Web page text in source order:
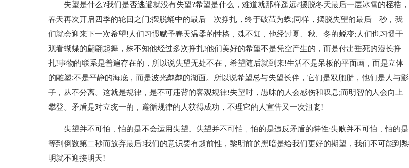
失望是什么?我们是否逃避就没有失望?希望是什么，难道就那样遥远?摆脱冬天最后一层冰雪的桎梏，
春天再次开启四季的轮回之门;摆脱蛹中的最后一次挣扎，终于破茧为蝶;同样，摆脱失望的最后一秒，我
们就会迎来下一次希望!人们习惯赋予春天温柔的性格，殊不知，他经过夏、秋、冬的蜕变;人们也习惯于
观看蝴蝶的翩翩起舞，殊不知他经过多次挣扎!他们美好的希望不是凭空产生的，而是付出垂死的漫长挣
扎!事物的联系是普遍存在的，所以说失望无处不在，希望随后就到来!生活不是呆板的平面画，而是立体
的雕塑;不是平静的海底，而是波光粼粼的湖面。所以说希望总与失望长伴，它们是双胞胎，他们是人与影
子，从不分离。这就是规律，是不可违背的客观规律!失望时，愚昧的人会感伤和叹息;而明智的人会向上
攀登。矛盾是对立统一的，遵循规律的人获得成功，不理它的人宣告又一次沮丧!
失望并不可怕，怕的是不会运用失望。失望并不可怕，怕的是违反矛盾的特性;失败并不可怕，怕的是
等到倒数第二秒而放弃最后!我们的意识要有超前性，黎明前的黑暗是给我们更好的期望，我们不可能到黎
明就不迎接明天!